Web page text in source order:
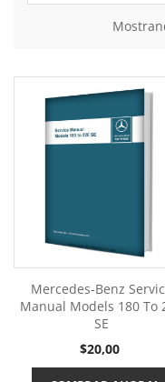
Mercedes-Benz
Manual Models 180 To
SE
Precio
$20,00